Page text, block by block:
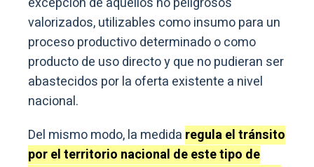
valorizados, utilizables como insumo para un
proceso productivo determinado o como
producto de uso directo y que no pudieran ser
abastecidos por la oferta existente a nivel
nacional.
Del mismo modo, la medida regula el tránsito
por el territorio nacional de este tipo de